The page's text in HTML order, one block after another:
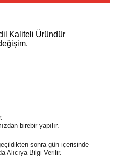
Kaliteli Üründür
birebir yapılır.
sonra gün içerisinde
Alıcıya Bilgi Verilir.